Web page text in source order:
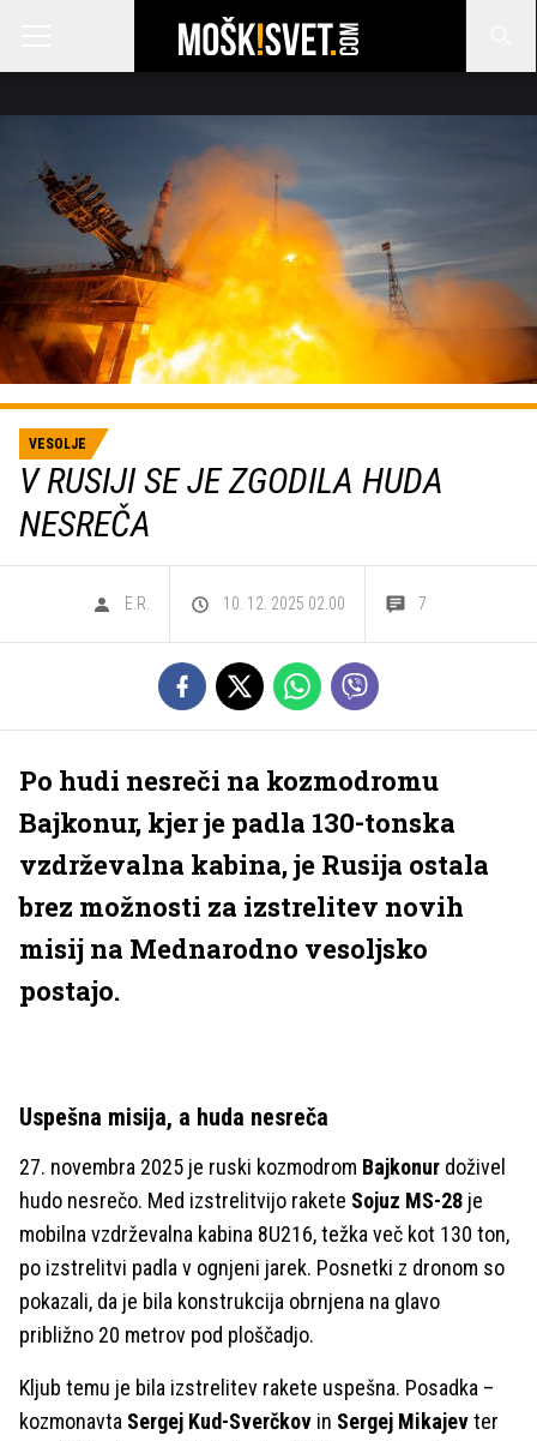
VESOLJE
V RUSIJI SE JE ZGODILA HUDA
NESREČA
E.R. 10. 12. 2025 02.00 7
Po hudi nesreči na kozmodromu
Bajkonur, kjer je padla 130-tonska
vzdrževalna kabina, je Rusija ostala
brez možnosti za izstrelitev novih
misij na Mednarodno vesoljsko
postajo.
Uspešna misija, a huda nesreča
27. novembra 2025 je ruski kozmodrom Bajkonur doživel
hudo nesrečo. Med izstrelitvijo rakete Sojuz MS-28 je
mobilna vzdrževalna kabina 8U216, težka več kot 130 ton,
po izstrelitvi padla v ognjeni jarek. Posnetki z dronom so
pokazali, da je bila konstrukcija obrnjena na glavo
približno 20 metrov pod ploščadjo.
Kljub temu je bila izstrelitev rakete uspešna. Posadka –
kozmonavta Sergej Kud-Sverčkov in Sergej Mikajevter